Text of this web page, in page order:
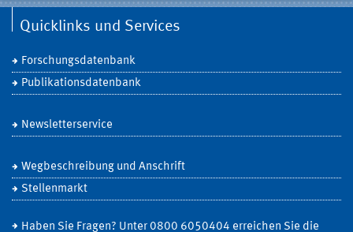
Quicklinks und Services
Forschungsdatenbank
Publikationsdatenbank
Newsletterservice
Wegbeschreibung und Anschrift
Stellenmarkt
Haben Sie Fragen? Unter 0800 6050404 erreichen Sie die